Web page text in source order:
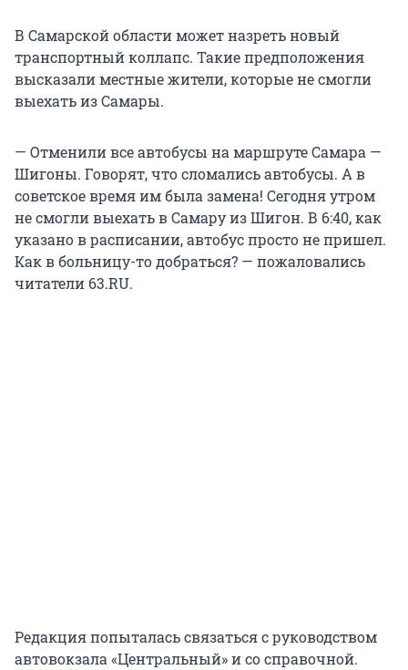
В Самарской области может назреть новый
транспортный коллапс. Такие предположения
высказали местные жители, которые не смогли
выехать из Самары.
— Отменили все автобусы на маршруте Самара —
Шигоны. Говорят, что сломались автобусы. А в
советское время им была замена! Сегодня утром
не смогли выехать в Самару из Шигон. В 6:40, как
указано в расписании, автобус просто не пришел.
Как в больницу-то добраться? — пожаловались
читатели 63.RU.
Редакция попыталась связаться с руководством
автовокзала «Центральный» и со справочной.